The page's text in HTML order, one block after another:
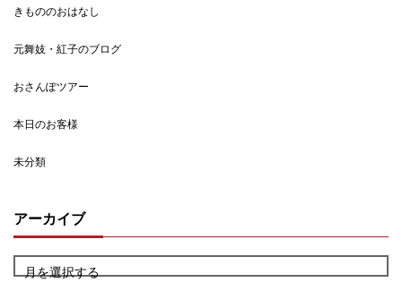
きもののおはなし
元舞妓・紅子のブログ
おさんぽツアー
本日のお客様
未分類
アーカイブ
月を選択する